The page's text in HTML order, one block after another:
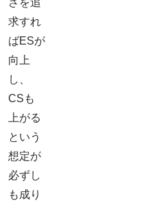
求すれ
ばESが
向上
し、
CSも
上がる
という
想定が
必ずし
も成り